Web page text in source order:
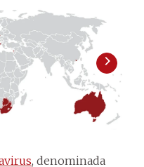
, denominada